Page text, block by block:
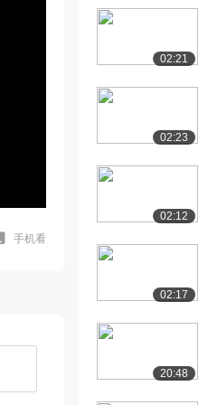
手机看
02:21
02:23
02:12
02:17
20:48